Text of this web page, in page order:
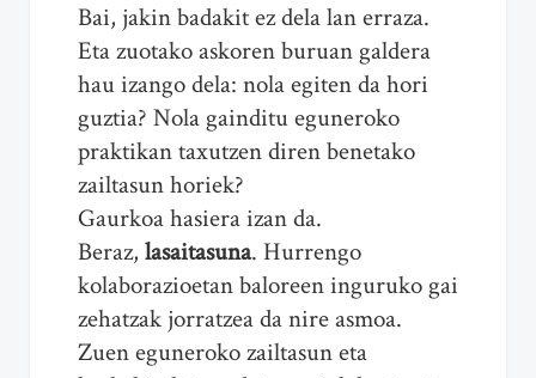
Bai, jakin badakit ez dela lan erraza.
Eta zuotako askoren buruan galdera
hau izango dela: nola egiten da hori
guztia? Nola gainditu eguneroko
praktikan taxutzen diren benetako
zailtasun horiek?
Gaurkoa hasiera izan da.
Beraz, lasaitasuna. Hurrengo
kolaborazioetan baloreen inguruko gai
zehatzak jorratzea da nire asmoa.
Zuen eguneroko zailtasun eta